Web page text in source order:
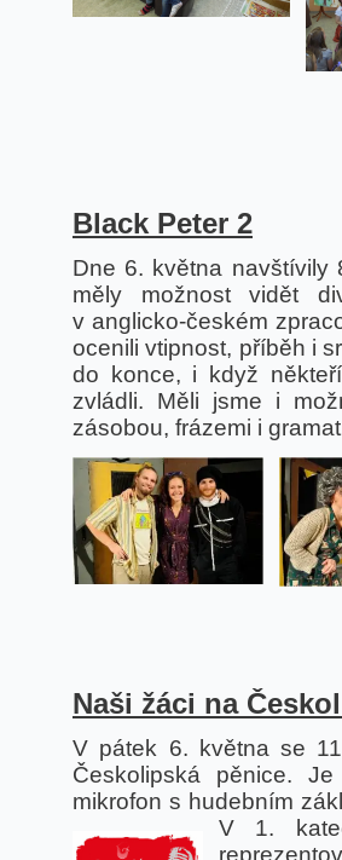
Black Peter 2
Dne 6. května navštívily
měly možnost vidět
v anglicko-českém
ocenili vtipnost, příběh i
do konce, i když
zvládli. Měli jsme i
zásobou, frázemi i
Naši žáci na
V pátek 6. května se
Českolipská pěnice.
mikrofon s hudebním
V 1.